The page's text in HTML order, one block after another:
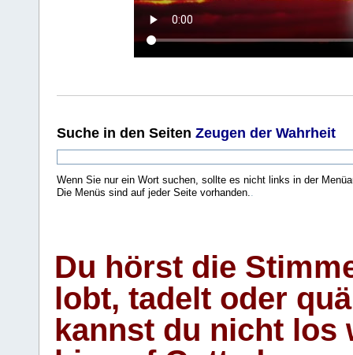
Suche in den Seiten Zeugen der Wahrheit
Wenn Sie nur ein Wort suchen, sollte es nicht links in der
Die Menüs sind auf jeder Seite vorhanden..
Du hörst die
lobt, tadelt oder
kannst du nicht los